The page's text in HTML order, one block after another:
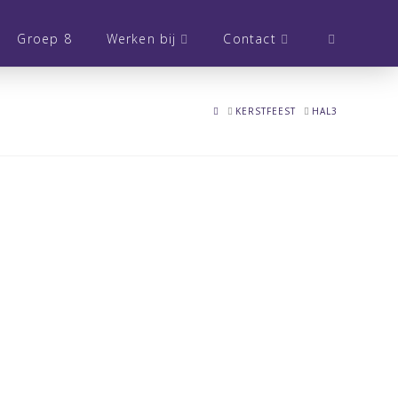
Groep 8 Werken bij Contact
HOMEKERSTFEEST HAL3